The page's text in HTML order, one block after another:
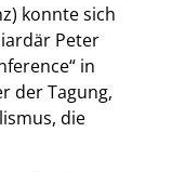
konnte sich
Peter
in
der Tagung,
die